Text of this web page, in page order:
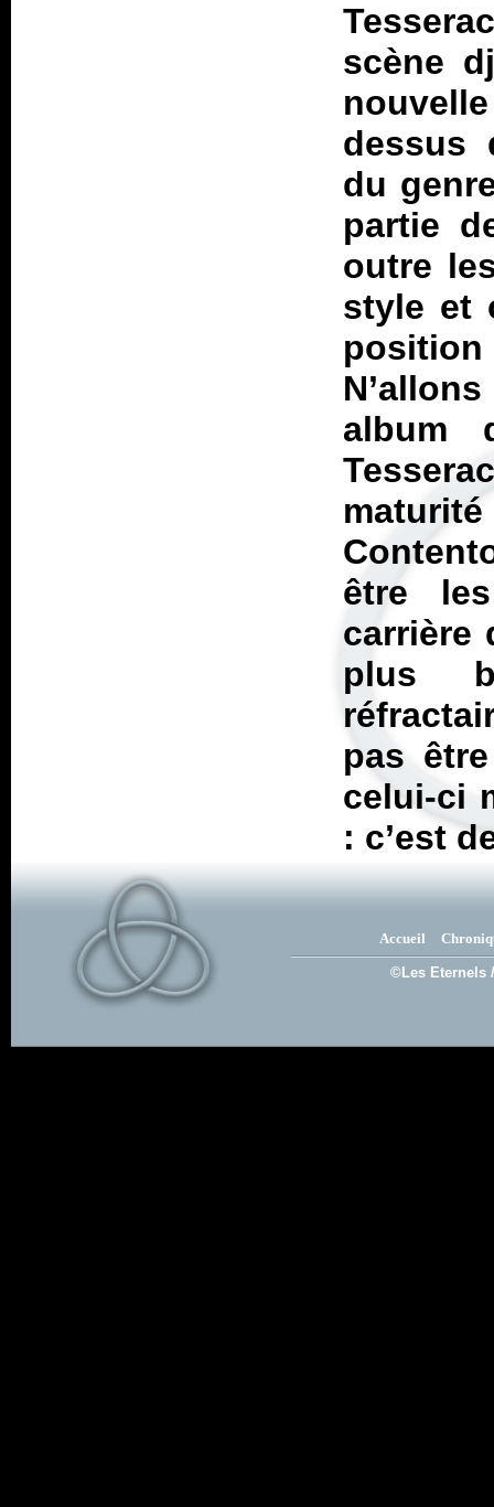
scène
dessus
du
partie
outre
style et
album
être
carrière
plus
pas
celui-ci
: c’est
Accueil
©Les Eternels